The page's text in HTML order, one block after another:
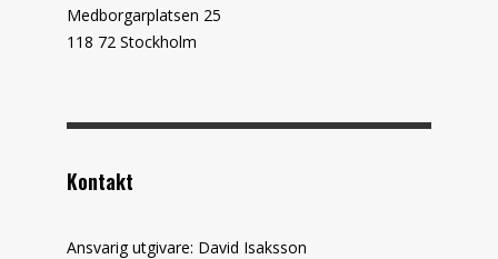
Medborgarplatsen 25
118 72 Stockholm
Kontakt
Ansvarig utgivare: David Isaksson